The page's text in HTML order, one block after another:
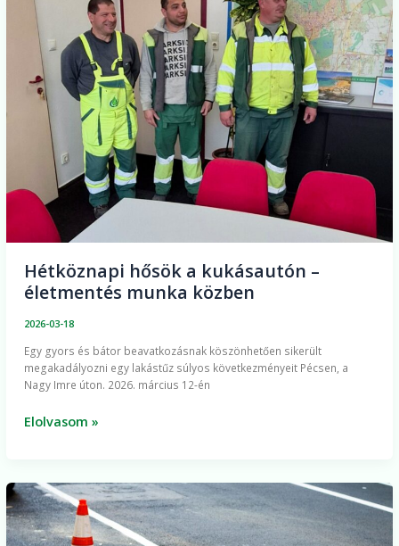
Hétköznapi hősök a kukásautón –
életmentés munka közben
2026-03-18
Egy gyors és bátor beavatkozásnak köszönhetően sikerült
megakadályozni egy lakástűz súlyos következményeit Pécsen, a
Nagy Imre úton. 2026. március 12-én
kukásautón
életmentés
munka
közben
Elolvasom »
A
Mohácsi
úti